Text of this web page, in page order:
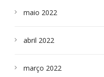
maio 2022
abril 2022
março 2022